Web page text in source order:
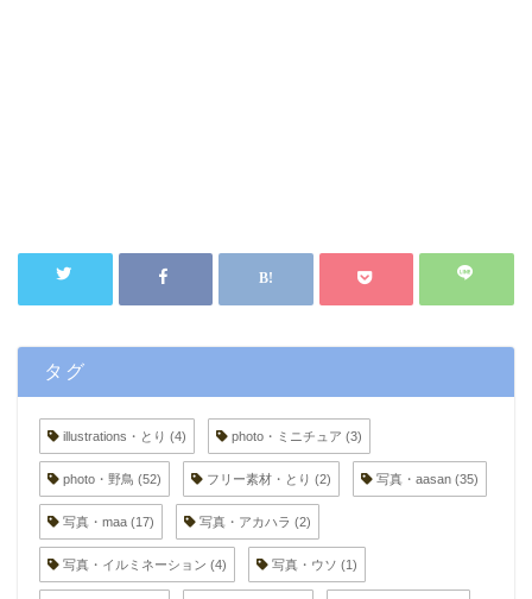
タグ
illustrations・とり (4) photo・ミニチュア (3)
photo・野鳥 (52) フリー素材・とり (2) 写真・aasan (35)
写真・maa (17) 写真・アカハラ (2)
写真・イルミネーション (4) 写真・ウソ (1)